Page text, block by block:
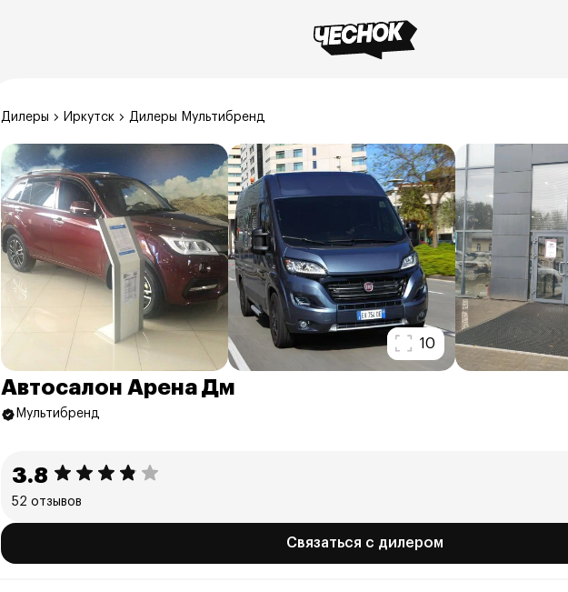
Дилеры Иркутск Дилеры Мультибренд
10
Автосалон Арена Дм
Мультибренд
3.8
52 отзывов
Связаться с дилером